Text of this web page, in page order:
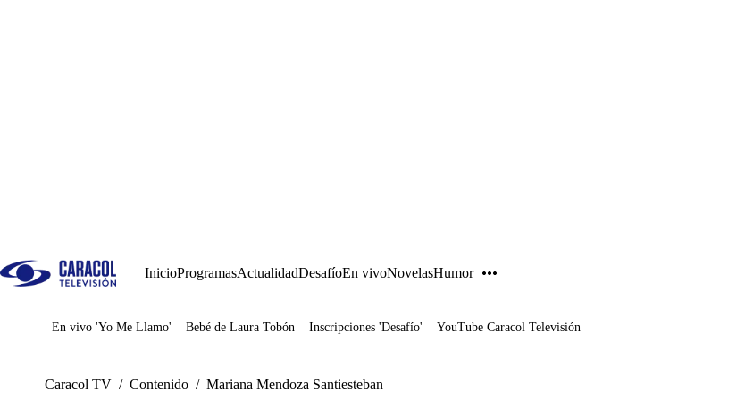
InicioProgramasActualidadDesafíoEn vivoNovelasHumor
Juegos
En vivo 'Yo Me Llamo' Bebé de Laura Tobón Inscripciones 'Desafío' YouTube Caracol Televisión
Caracol TV / Contenido / Mariana Mendoza Santiesteban